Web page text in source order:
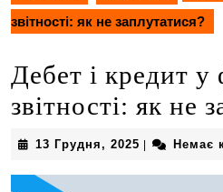
звітності: як не заплутатися?
Дебет і кредит у
звітності: як не
13 Грудня, 2025 13
2025
Немає